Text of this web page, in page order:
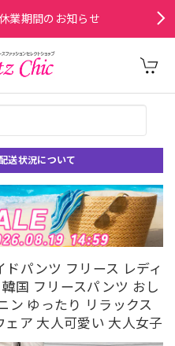
業期間のお知らせ
送状況について
ドパンツ フリース レディ
国 フリースパンツ おし
ン ゆったり リラックス
ア 大人可愛い 大人女子